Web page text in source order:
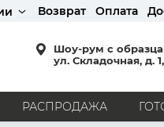
Возврат Оплата
Шоу-рум с
ул. Складочная, д.
РАСПРОДАЖА